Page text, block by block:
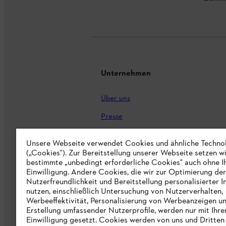
Unternehmen
Über uns
Presse
STIHL Markenshop
Nachhaltigkeit
STIHL Hinweisgebersystem
Informationen für Lieferunternehmen
Unsere Webseite verwendet Cookies und ähnliche
(„Cookies“). Zur Bereitstellung unserer Webseite setzen
bestimmte „unbedingt erforderliche Cookies" auch ohne
Einwilligung. Andere Cookies, die wir zur Optimierung der
Nutzerfreundlichkeit und Bereitstellung personalisierter
nutzen, einschließlich Untersuchung von Nutzerverhalten,
Werbeeffektivität, Personalisierung von Werbeanzeigen
Erstellung umfassender Nutzerprofile, werden nur mit
Einwilligung gesetzt. Cookies werden von uns und Dritten